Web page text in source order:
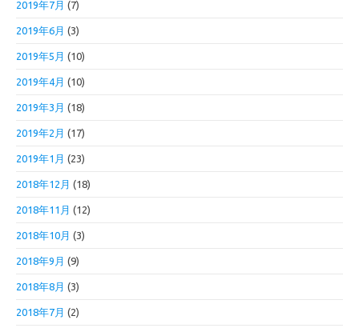
2019年7月 (7)
2019年6月 (3)
2019年5月 (10)
2019年4月 (10)
2019年3月 (18)
2019年2月 (17)
2019年1月 (23)
2018年12月 (18)
2018年11月 (12)
2018年10月 (3)
2018年9月 (9)
2018年8月 (3)
2018年7月 (2)